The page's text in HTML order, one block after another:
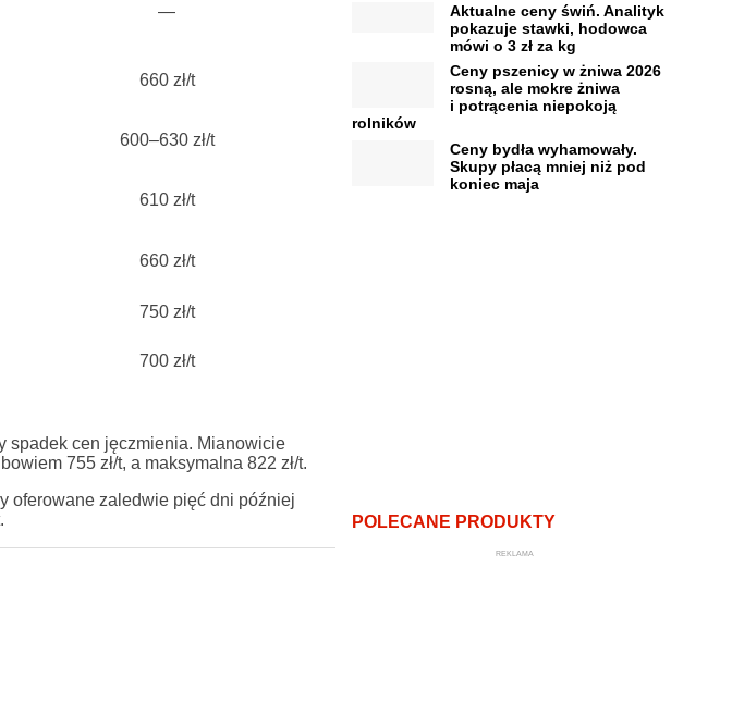
—
660 zł/t
600–630 zł/t
610 zł/t
660 zł/t
750 zł/t
700 zł/t
spadek cen jęczmienia. Mianowicie
755 zł/t, a maksymalna 822 zł/t.
oferowane zaledwie pięć dni później
Aktualne ceny świń. Analityk
pokazuje stawki, hodowca
mówi o 3 zł za kg
Ceny pszenicy w żniwa 2026
rosną, ale mokre żniwa
i potrącenia niepokoją
rolników
Ceny bydła wyhamowały.
Skupy płacą mniej niż pod
koniec maja
POLECANE PRODUKTY
REKLAMA